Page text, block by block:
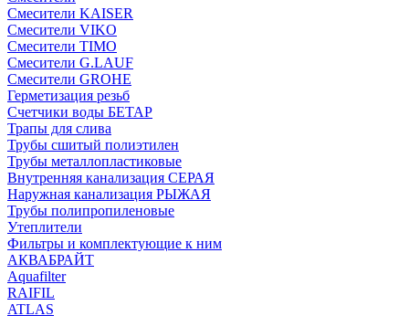
Смесители KAISER
Смесители VIKO
Смесители TIMO
Смесители G.LAUF
Смесители GROHE
Герметизация резьб
Счетчики воды БЕТАР
Трапы для слива
Трубы сшитый полиэтилен
Трубы металлопластиковые
Внутренняя канализация СЕРАЯ
Наружная канализация РЫЖАЯ
Трубы полипропиленовые
Утеплители
Фильтры и комплектующие к ним
АКВАБРАЙТ
Aquafilter
RAIFIL
ATLAS